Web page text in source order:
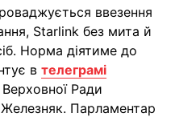
ввезення
Starlink без мита й
Норма діятиме до
в телеграмі
Ради
Парламентар